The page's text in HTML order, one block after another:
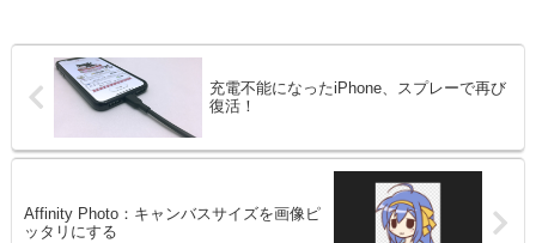
充電不能になったiPhone、スプレーで再び
復活！
Affinity Photo：キャンバスサイズを画像ピ
ッタリにする